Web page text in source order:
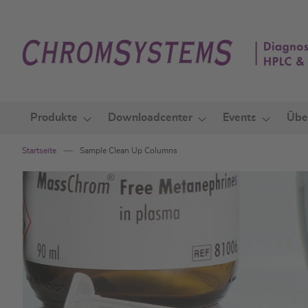
springen
Produkte Downloadcenter Events
Startseite Sample Clean Up Columns
Zum
der
Bildgalerie
springen